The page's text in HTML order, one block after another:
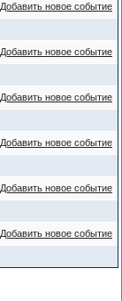
Добавить новое событие
Добавить новое событие
Добавить новое событие
Добавить новое событие
Добавить новое событие
Добавить новое событие